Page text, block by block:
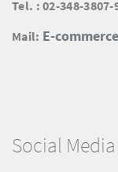
Social Media
Tel. : 02-348-3807-
Mail: E-